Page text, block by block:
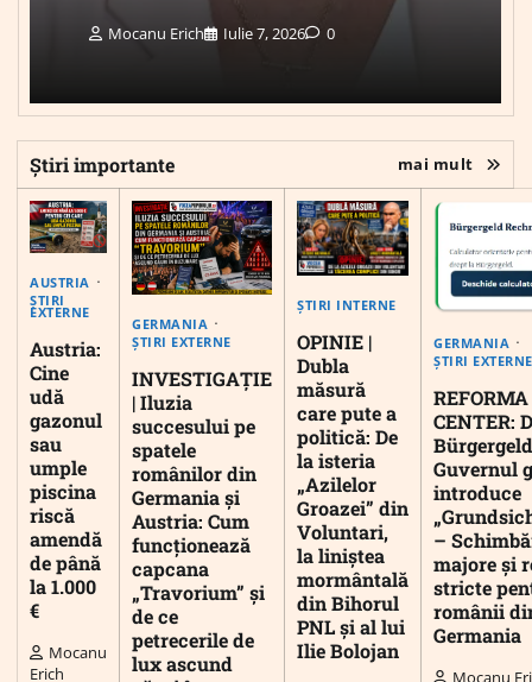
Mocanu Erich Iulie 7, 2026 0
Știri importante mai mult
AUSTRIA
ȘTIRI
EXTERNE
Austria:
Cine
udă
gazonul
sau
umple
piscina
riscă
amendă
de până
la 1.000
€
Mocanu
Erich
GERMANIA
ȘTIRI EXTERNE
INVESTIGAȚIE
| Iluzia
succesului pe
spatele
românilor din
Germania și
Austria: Cum
funcționează
capcana
„Travorium” și
de ce
petrecerile de
lux ascund
ȘTIRI INTERNE
OPINIE |
Dubla
măsură
care pute a
politică: De
la isteria
„Azilelor
Groazei” din
Voluntari,
la liniștea
mormântală
din Bihorul
PNL și al lui
Ilie Bolojan
GERMANIA
ȘTIRI EXTERNE
CENTER:
Guvernul
introduce
–
majore și
stricte
românii
Germania
Mocanu